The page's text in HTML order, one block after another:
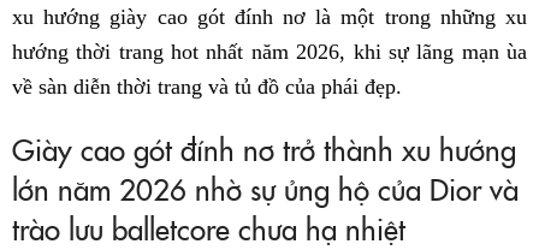
xu hướng giày cao gót đính nơ là một trong những xu
hướng thời trang hot nhất năm 2026, khi sự lãng mạn ùa
về sàn diễn thời trang và tủ đồ của phái đẹp.
Giày cao gót đính nơ trở thành xu hướng
lớn năm 2026 nhờ sự ủng hộ của Dior và
trào lưu balletcore chưa hạ nhiệt